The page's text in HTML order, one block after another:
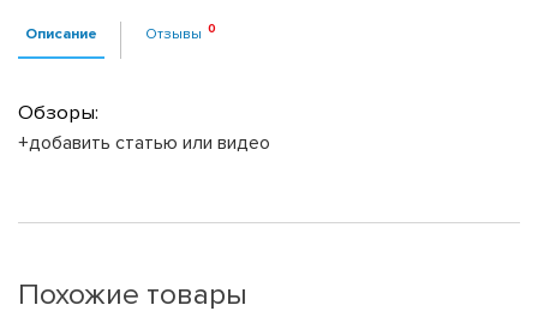
Описание Отзывы
Обзоры:
+добавить статью или видео
Похожие товары